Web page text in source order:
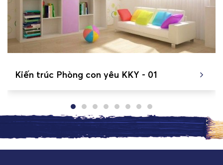
Kiến trúc Phòng con yêu KKY - 01